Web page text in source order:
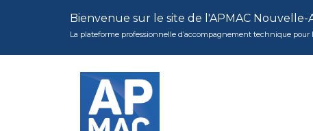
Bienvenue sur le site de l'APMAC Nouvelle-
La plateforme professionnelle d’accompagnement technique